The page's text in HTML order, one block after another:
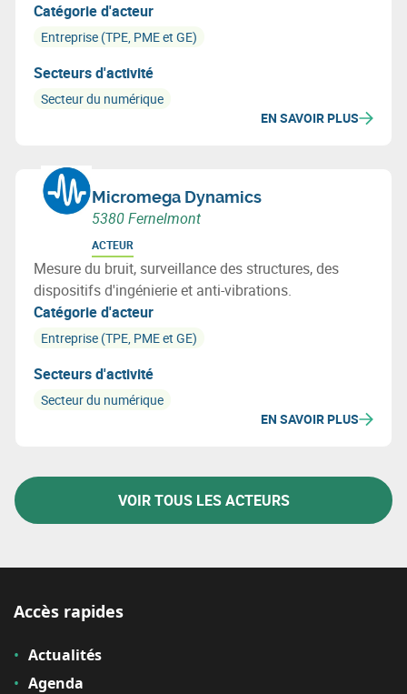
Catégorie d'acteur
Entreprise (TPE, PME et GE)
Secteurs d'activité
Secteur du numérique
EN SAVOIR PLUS
Micromega Dynamics
5380 Fernelmont
ACTEUR
Mesure du bruit, surveillance des structures, des
dispositifs d'ingénierie et anti-vibrations.
Catégorie d'acteur
Entreprise (TPE, PME et GE)
Secteurs d'activité
Secteur du numérique
EN SAVOIR PLUS
VOIR TOUS LES ACTEURS
Accès rapides
Actualités
Agenda